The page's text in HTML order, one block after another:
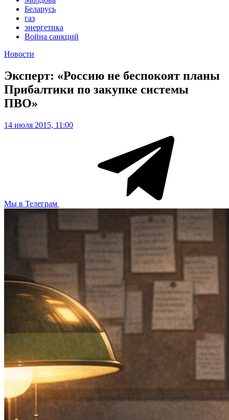
Беларусь
газ
энергетика
Война санкций
Новости
Эксперт: «Россию не беспокоят планы
Прибалтики по закупке системы
ПВО»
14 июля 2015, 11:00
Мы в Телеграм